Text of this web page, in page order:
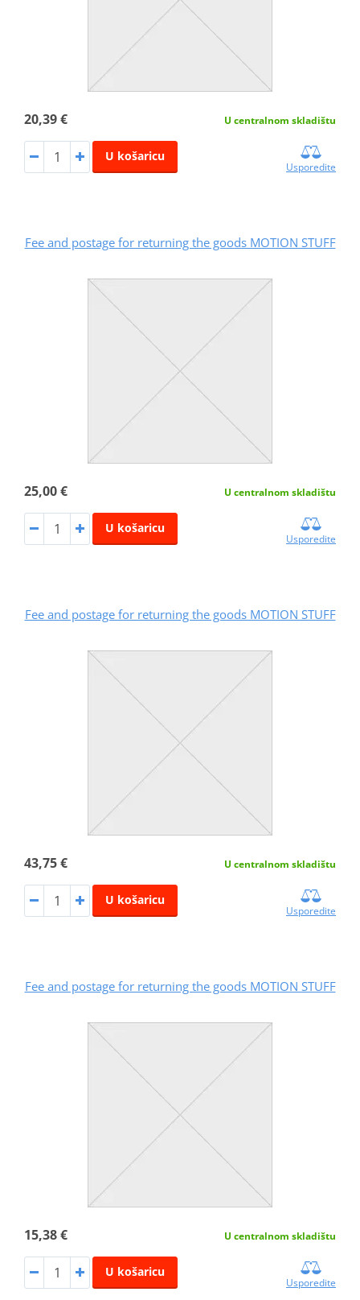
20,39 € U centralnom skladištu
U košaricu
Usporedite
Fee and postage for returning the goods MOTION STUFF
25,00 € U centralnom skladištu
U košaricu
Usporedite
Fee and postage for returning the goods MOTION STUFF
43,75 € U centralnom skladištu
U košaricu
Usporedite
Fee and postage for returning the goods MOTION STUFF
15,38 € U centralnom skladištu
U košaricu
Usporedite